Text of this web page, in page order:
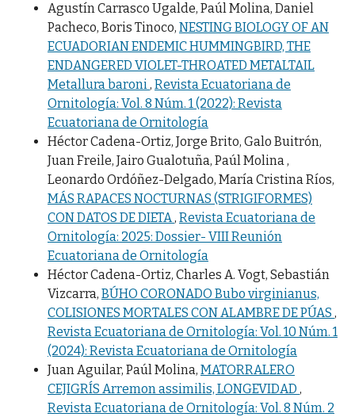
Agustín Carrasco Ugalde, Paúl Molina, Daniel
Pacheco, Boris Tinoco, NESTING BIOLOGY OF AN
ECUADORIAN ENDEMIC HUMMINGBIRD, THE
ENDANGERED VIOLET-THROATED METALTAIL
Metallura baroni, Revista Ecuatoriana de
Ornitología: Vol. 8 Núm. 1 (2022): Revista
Ecuatoriana de Ornitología
Héctor Cadena-Ortiz, Jorge Brito, Galo Buitrón,
Juan Freile, Jairo Gualotuña, Paúl Molina ,
Leonardo Ordóñez-Delgado, María Cristina Ríos,
MÁS RAPACES NOCTURNAS (STRIGIFORMES)
CON DATOS DE DIETA, Revista Ecuatoriana de
Ornitología: 2025: Dossier- VIII Reunión
Ecuatoriana de Ornitología
Héctor Cadena-Ortiz, Charles A. Vogt, Sebastián
Vizcarra, BÚHO CORONADO Bubo virginianus,
COLISIONES MORTALES CON ALAMBRE DE PÚAS ,
Revista Ecuatoriana de Ornitología: Vol. 10 Núm. 1
(2024): Revista Ecuatoriana de Ornitología
Juan Aguilar, Paúl Molina, MATORRALERO
CEJIGRÍS Arremon assimilis, LONGEVIDAD ,
Revista Ecuatoriana de Ornitología: Vol. 8 Núm. 2